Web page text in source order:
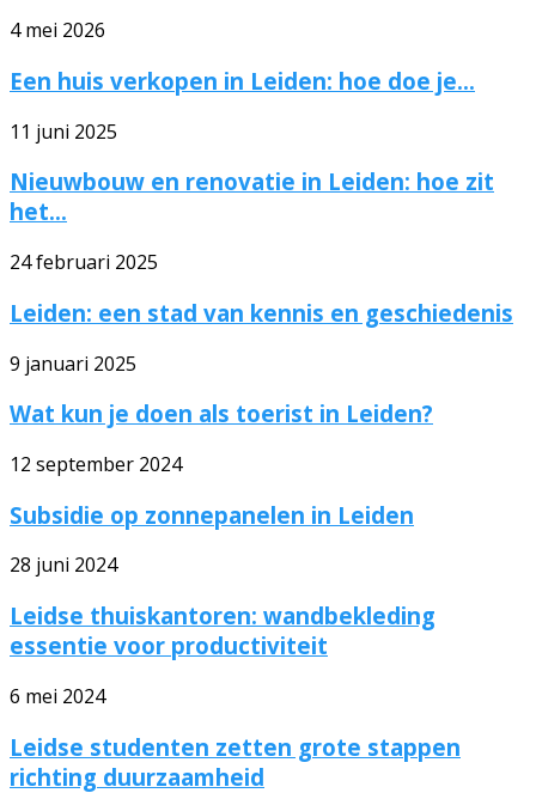
4 mei 2026
Een huis verkopen in Leiden: hoe doe je...
11 juni 2025
Nieuwbouw en renovatie in Leiden: hoe zit
het...
24 februari 2025
Leiden: een stad van kennis en geschiedenis
9 januari 2025
Wat kun je doen als toerist in Leiden?
12 september 2024
Subsidie op zonnepanelen in Leiden
28 juni 2024
Leidse thuiskantoren: wandbekleding
essentie voor productiviteit
6 mei 2024
Leidse studenten zetten grote stappen
richting duurzaamheid